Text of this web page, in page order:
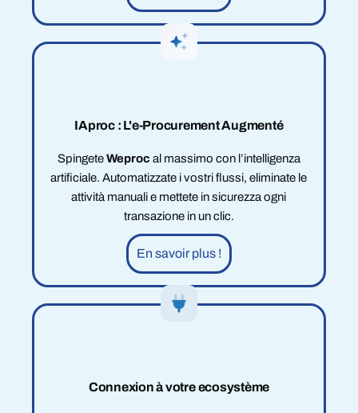
IAproc : L'e-Procurement Augmenté
SpingeteWeproc al massimo con l’intelligenza
artificiale. Automatizzate i vostri flussi, eliminate le
attività manuali e mettete in sicurezza ogni
transazione in un clic.
En savoir plus !
Connexion à votre ecosystème